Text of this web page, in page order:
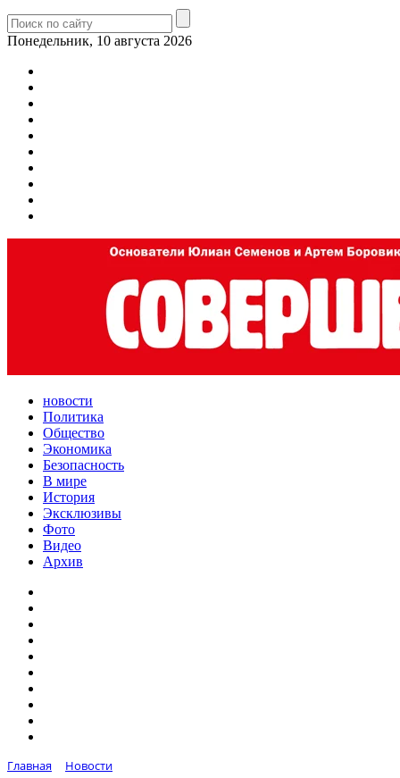
Понедельник, 10 августа 2026
новости
Политика
Общество
Экономика
Безопасность
В мире
История
Эксклюзивы
Фото
Видео
Архив
Главная
Новости